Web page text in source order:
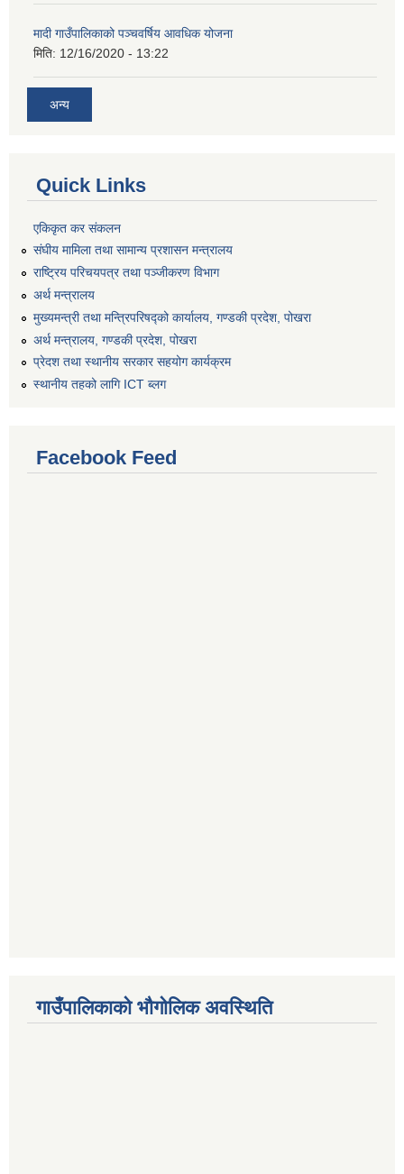
मादी गाउँपालिकाको पञ्चवर्षिय आवधिक योजना
मिति: 12/16/2020 - 13:22
अन्य
Quick Links
एकिकृत कर संकलन
संघीय मामिला तथा सामान्य प्रशासन मन्त्रालय
राष्ट्रिय परिचयपत्र तथा पञ्जीकरण विभाग
अर्थ मन्त्रालय
मुख्यमन्त्री तथा मन्त्रिपरिषद्को कार्यालय, गण्डकी प्रदेश, पोखरा
अर्थ मन्त्रालय, गण्डकी प्रदेश, पोखरा
प्रेदश तथा स्थानीय सरकार सहयोग कार्यक्रम
स्थानीय तहको लागि ICT ब्लग
Facebook Feed
गाउँपालिकाको भौगोलिक अवस्थिति